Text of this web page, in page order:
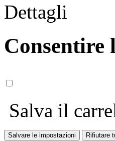
Dettagli
Consentire
Salva il
Salvare le impostazioni Rifiutare